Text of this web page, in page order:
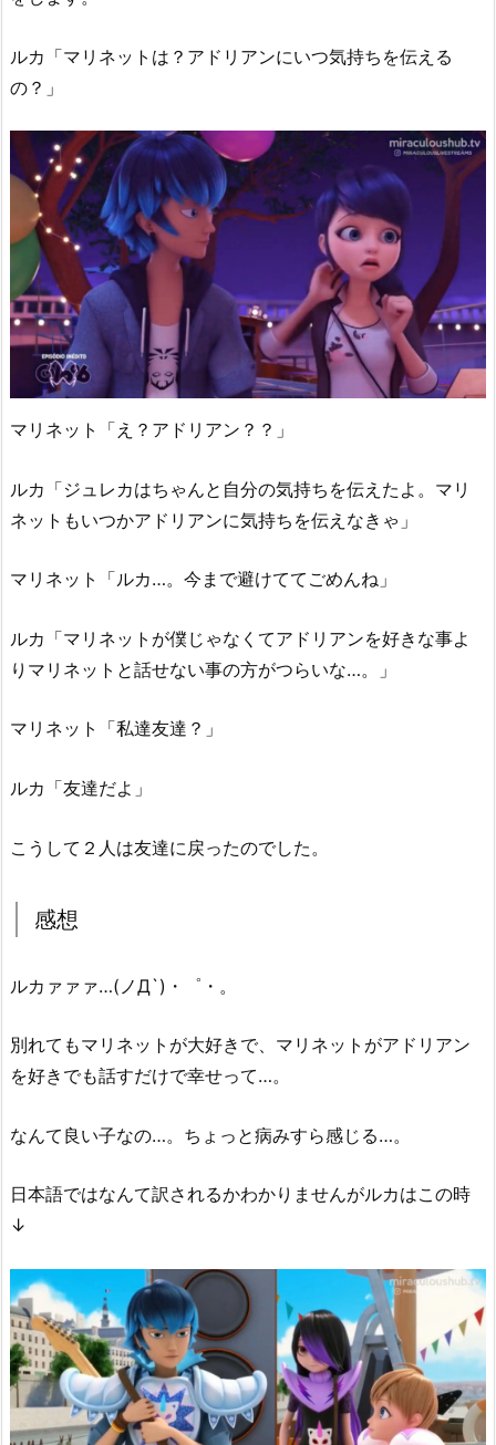
ルカ「マリネットは？アドリアンにいつ気持ちを伝える
の？」
マリネット「え？アドリアン？？」
ルカ「ジュレカはちゃんと自分の気持ちを伝えたよ。マリ
ネットもいつかアドリアンに気持ちを伝えなきゃ」
マリネット「ルカ…。今まで避けててごめんね」
ルカ「マリネットが僕じゃなくてアドリアンを好きな事よ
りマリネットと話せない事の方がつらいな…。」
マリネット「私達友達？」
ルカ「友達だよ」
こうして２人は友達に戻ったのでした。
感想
ルカァァァ…(ノД`)・゜・。
別れてもマリネットが大好きで、マリネットがアドリアン
を好きでも話すだけで幸せって…。
なんて良い子なの…。ちょっと病みすら感じる…。
日本語ではなんて訳されるかわかりませんがルカはこの時
↓